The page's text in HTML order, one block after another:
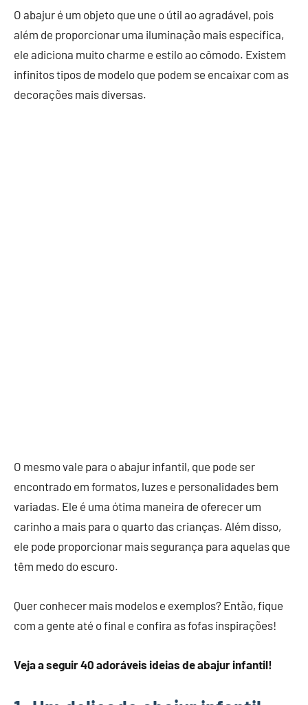
O abajur é um objeto que une o útil ao agradável, pois
além de proporcionar uma iluminação mais específica,
ele adiciona muito charme e estilo ao cômodo. Existem
infinitos tipos de modelo que podem se encaixar com as
decorações mais diversas.
O mesmo vale para o abajur infantil, que pode ser
encontrado em formatos, luzes e personalidades bem
variadas. Ele é uma ótima maneira de oferecer um
carinho a mais para o quarto das crianças. Além disso,
ele pode proporcionar mais segurança para aquelas que
têm medo do escuro.
Quer conhecer mais modelos e exemplos? Então, fique
com a gente até o final e confira as fofas inspirações!
Veja a seguir 40 adoráveis ideias de abajur infantil!